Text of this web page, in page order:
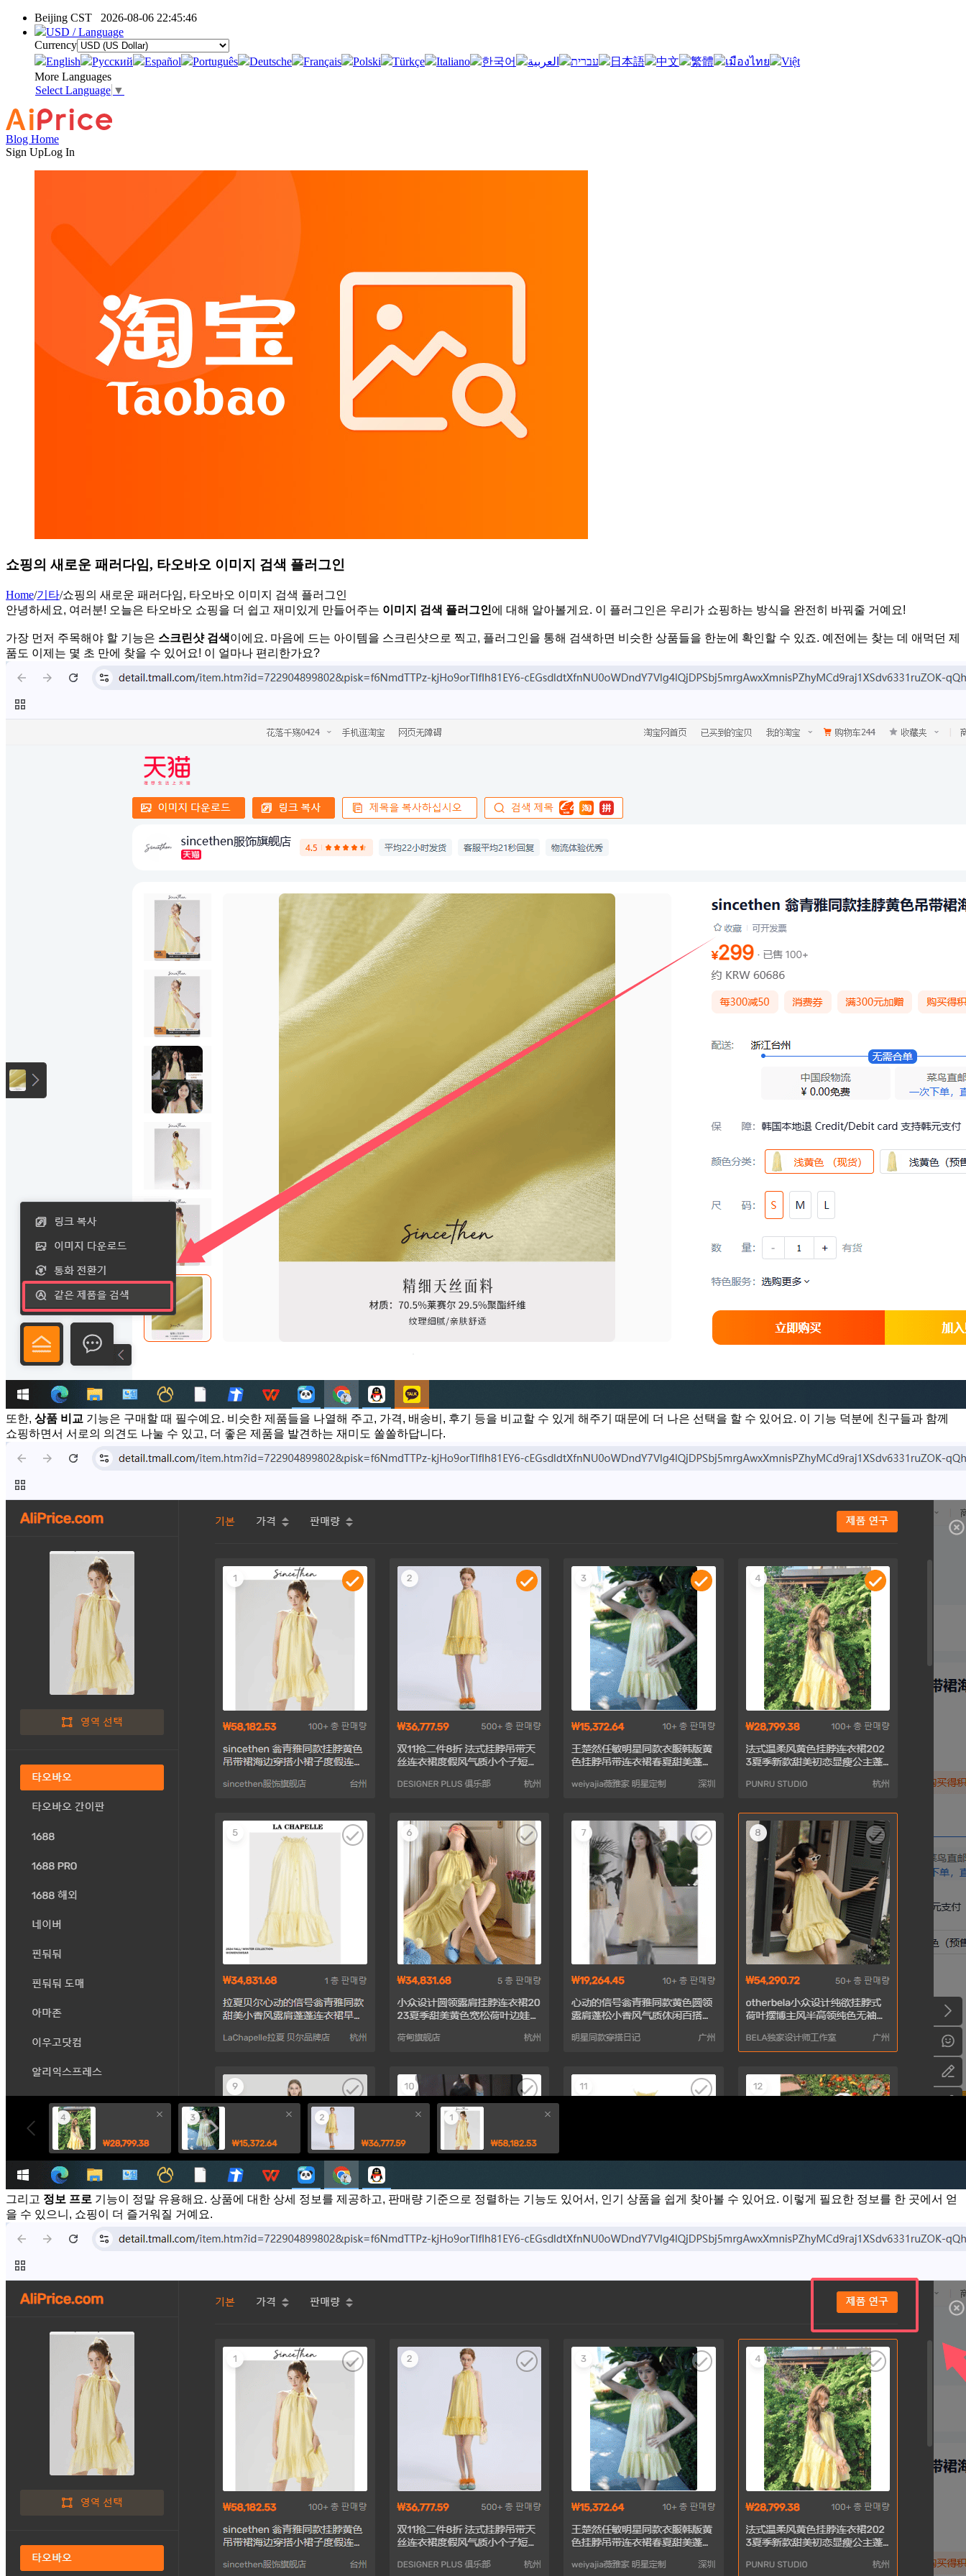
Beijing CST 2026-08-06 22:45:46
USD / Language
Currency
English
Pусский Español Português Deutsche Français Polski Türkçe Italiano 한국어 עברית العربية 日本語 中文 繁體 เมืองไทย
Việt
More Languages
Select Language ▼
Blog Home
Sign UpLog In
쇼핑의 새로운 패러다임, 타오바오 이미지 검색 플러그인
Home/기타/쇼핑의 새로운 패러다임, 타오바오 이미지 검색 플러그인
안녕하세요, 여러분! 오늘은 타오바오 쇼핑을 더 쉽고 재미있게 만들어주는 이미지 검색 플러그인에 대해 알아볼게요. 이 플러그인은 우리가 쇼핑하는 방식을 완전히 바꿔줄 거예요!
가장 먼저 주목해야 할 기능은 스크린샷 검색이에요. 마음에 드는 아이템을 스크린샷으로 찍고, 플러그인을 통해 검색하면 비슷한 상품들을 한눈에 확인할 수 있죠. 예전에는 찾는 데 애먹던 제
품도 이제는 몇 초 만에 찾을 수 있어요! 이 얼마나 편리한가요?
또한, 상품 비교 기능은 구매할 때 필수예요. 비슷한 제품들을 나열해 주고, 가격, 배송비, 후기 등을 비교할 수 있게 해주기 때문에 더 나은 선택을 할 수 있어요. 이 기능 덕분에 친구들과 함께
쇼핑하면서 서로의 의견도 나눌 수 있고, 더 좋은 제품을 발견하는 재미도 쏠쏠하답니다.
그리고 정보 프로 기능이 정말 유용해요. 상품에 대한 상세 정보를 제공하고, 판매량 기준으로 정렬하는 기능도 있어서, 인기 상품을 쉽게 찾아볼 수 있어요. 이렇게 필요한 정보를 한 곳에서 얻
을 수 있으니, 쇼핑이 더 즐거워질 거예요.